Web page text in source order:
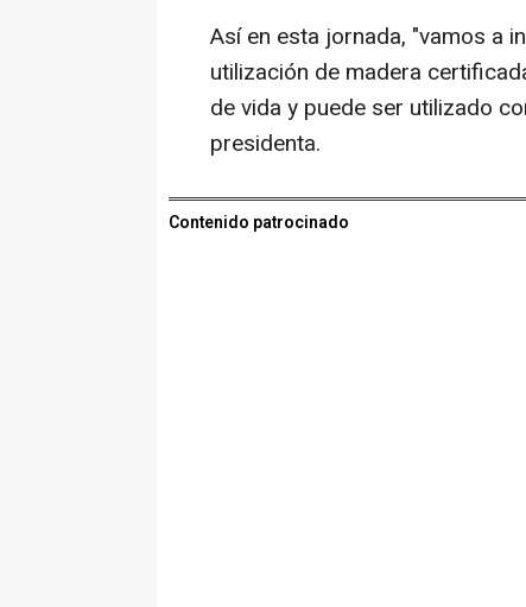
Así en esta jornada, "vamos a
utilización de madera
de vida y puede ser utilizado
presidenta.
Contenido patrocinado